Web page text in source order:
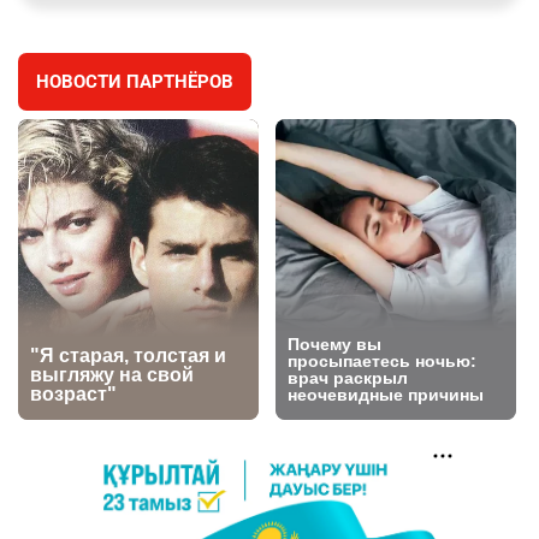
🐏 Скота больше, а мясо дороже. Почему в
Казахстане продолжают расти цены на
баранину и конину
2728
5
⚠️ Доброе утро, друзья! Предлагаем обзор
главных новостей за 4 августа
2823 0 1
6
🗣Глава государства направил телеграмму
соболезнования родным и близким Халық
қаһарманы Ивана Гапича
2797 2 42
🇫🇷 Клуб ПСЖ объявил об открытии своей
футбольной академии в Астане
НОВОСТИ ПАРТНЁРОВ